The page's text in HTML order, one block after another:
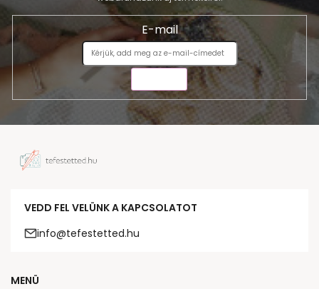
E-mail
VEDD FEL VELÜNK A KAPCSOLATOT
info@tefestetted.hu
MENÜ